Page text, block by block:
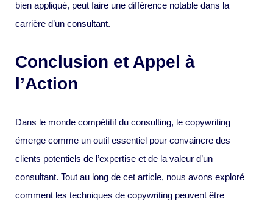
bien appliqué, peut faire une différence notable dans la
carrière d’un consultant.
Conclusion et Appel à
l’Action
Dans le monde compétitif du consulting, le copywriting
émerge comme un outil essentiel pour convaincre des
clients potentiels de l’expertise et de la valeur d’un
consultant. Tout au long de cet article, nous avons exploré
comment les techniques de copywriting peuvent être